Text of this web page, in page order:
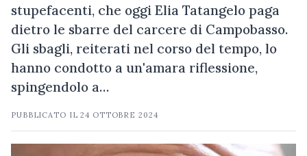
stupefacenti, che oggi Elia Tatangelo paga
dietro le sbarre del carcere di Campobasso.
Gli sbagli, reiterati nel corso del tempo, lo
hanno condotto a un'amara riflessione,
spingendolo a…
PUBBLICATO IL24 OTTOBRE 2024